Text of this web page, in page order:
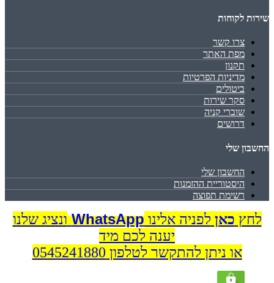
שירות לקוחות
צרו קשר
מפת האתר
תקנון
מדיניות הפרטיות
ביטולים
סקר שירות
שוברי קניה
דרושים
החשבון שלי
החשבון שלי
היסטוריית ההזמנות
רשימת תפוצה
לחץ כאן לפניה אלינוWhatsApp ונציג שלנו
יענה לכם מיד
או ניתן להתקשר לטלפון 0545241880